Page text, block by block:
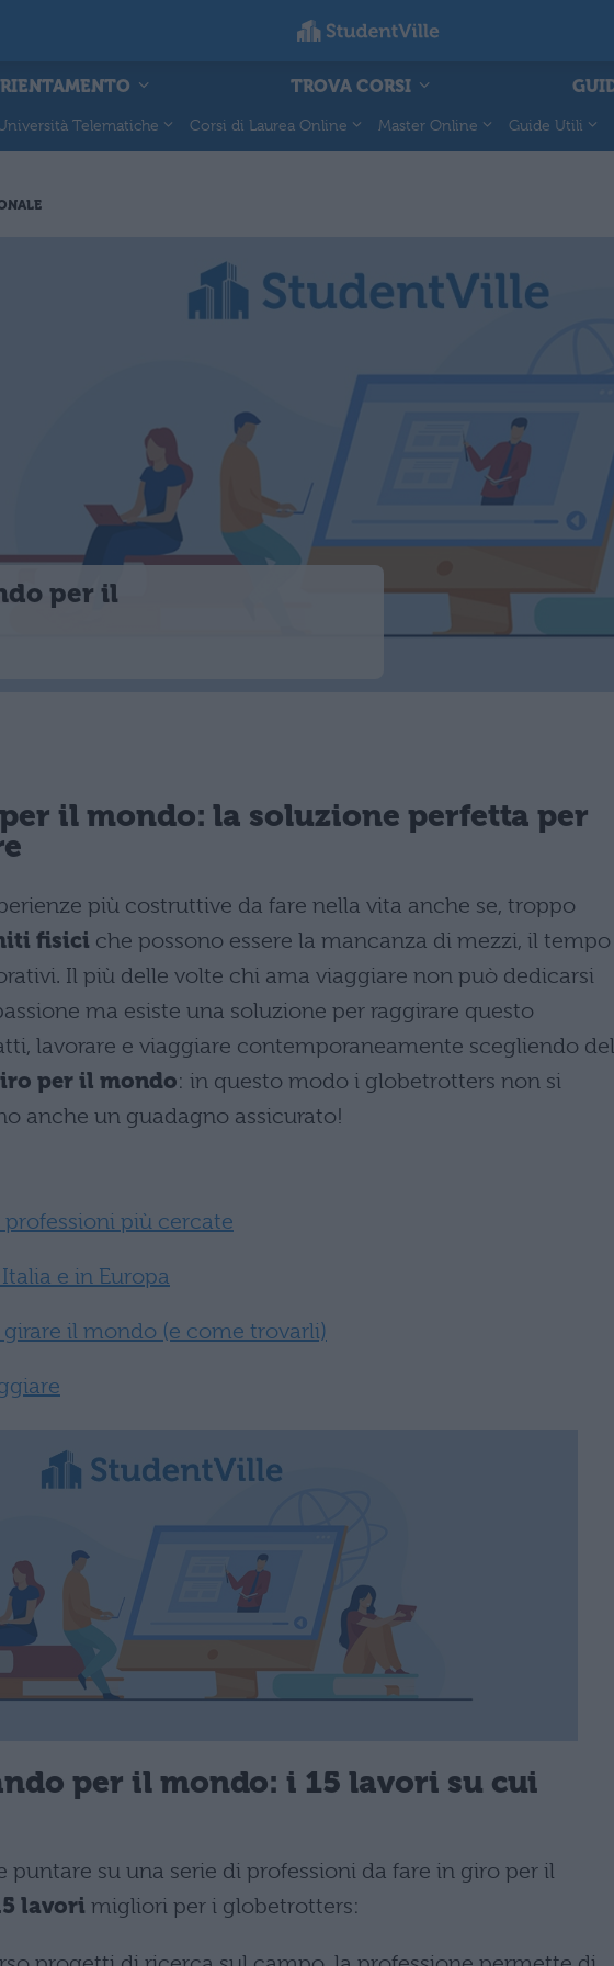
TROVA CORSI
Telematiche Corsi di Laurea Online Master Online Guide Utili
per il
il mondo: la soluzione perfetta per
più costruttive da fare nella vita anche se, troppo
fisici che possono essere la mancanza di mezzi, il tempo
Il più delle volte chi ama viaggiare non può dedicarsi
ma esiste una soluzione per raggirare questo
lavorare e viaggiare contemporaneamente scegliendo
per il mondo: in questo modo i globetrotters non si
anche un guadagno assicurato!
professioni più cercate
e in Europa
il mondo (e come trovarli)
per il mondo: i 15 lavori su cui
puntare su una serie di professioni da fare in giro per il
lavori migliori per i globetrotters: